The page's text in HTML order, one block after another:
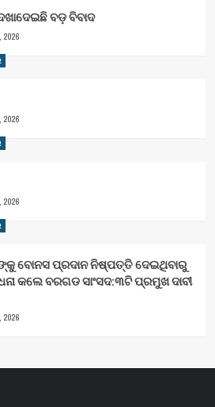
ବଡ଼ ବିବାଦ
2026
2026
2026
ବୋନସ ପ୍ରଦାନ ନିଷ୍ପତ୍ତି ଦେଇଥିବାରୁ
କଲେ ବରଗଡ ସାଂସଦ:୩ଟି ପ୍ରମୁଖ ଦାବୀ
2026